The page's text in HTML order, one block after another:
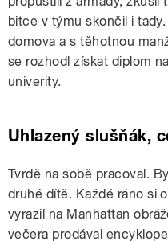
bitce v týmu skončil i
domova a s těhotnou
se rozhodl získat diplom
univerity.
Uhlazený slušňák,
Tvrdě na sobě pracoval.
druhé dítě. Každé ráno si
vyrazil na Manhattan
večera prodával